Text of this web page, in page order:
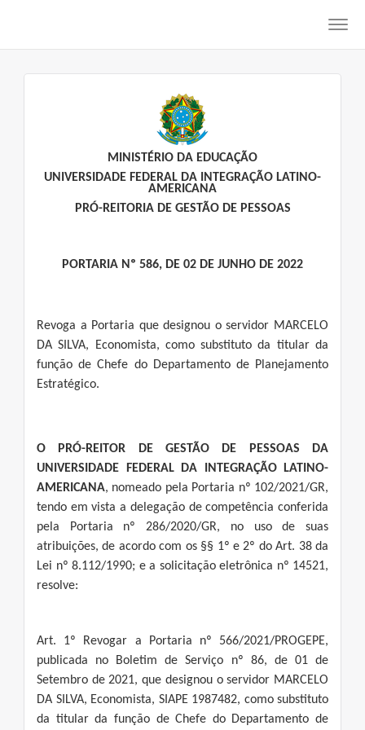
MINISTÉRIO DA EDUCAÇÃO
UNIVERSIDADE FEDERAL DA INTEGRAÇÃO LATINO-
AMERICANA
PRÓ-REITORIA DE GESTÃO DE PESSOAS
PORTARIA Nº 586, DE 02 DE JUNHO DE 2022
Revoga a Portaria que designou o servidor MARCELO
DA SILVA, Economista, como substituto da titular da
função de Chefe do Departamento de Planejamento
Estratégico.
O PRÓ-REITOR DE GESTÃO DE PESSOAS DA
UNIVERSIDADE FEDERAL DA INTEGRAÇÃO LATINO-
AMERICANA, nomeado pela Portaria nº 102/2021/GR,
tendo em vista a delegação de competência conferida
pela Portaria nº 286/2020/GR, no uso de suas
atribuições, de acordo com os §§ 1º e 2º do Art. 38 da
Lei nº 8.112/1990; e a solicitação eletrônica nº 14521,
resolve:
Art. 1º Revogar a Portaria nº 566/2021/PROGEPE,
publicada no Boletim de Serviço nº 86, de 01 de
Setembro de 2021, que designou o servidor MARCELO
DA SILVA, Economista, SIAPE 1987482, como substituto
da titular da função de Chefe do Departamento de